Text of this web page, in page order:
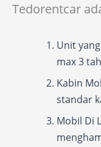
Tedorentcar
Unit
max 3
Kabin
standar
Mobil Di